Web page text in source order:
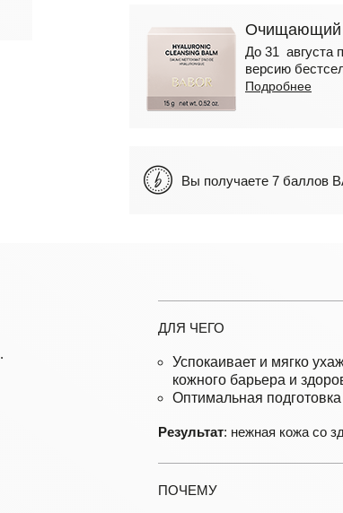
Очищающий
До 31 августа
версию
Подробнее
Вы получаете 7 баллов
ДЛЯ ЧЕГО
Успокаивает и мягко
кожного барьера и
Оптимальная подготовка
Результат: нежная кожа со
ПОЧЕМУ